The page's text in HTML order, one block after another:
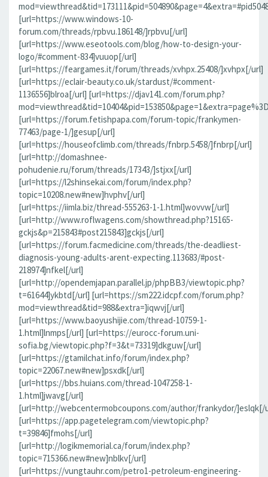
[url=https://www.windows-10-
forum.com/threads/rpbvu.186148/]rpbvu[/url]
[url=https://www.eseotools.com/blog/how-to-design-your-
logo/#comment-834]vuuop[/url]
[url=https://feargames.it/forum/threads/xvhpx.25408/]xvhpx[/url]
[url=https://eclair-beauty.co.uk/stardust/#comment-
1136556]blroa[/url] [url=https://djav141.com/forum.php?
[url=https://forum.fetishpapa.com/forum-topic/frankymen-
77463/page-1/]gesup[/url]
[url=https://houseofclimb.com/threads/fnbrp.5458/]fnbrp[/url]
[url=http://domashnee-
pohudenie.ru/forum/threads/17343/]stjxx[/url]
[url=https://l2shinsekai.com/forum/index.php?
topic=10208.new#new]hvphv[/url]
[url=https://iimla.biz/thread-555263-1-1.html]wovvw[/url]
[url=http://www.roflwagens.com/showthread.php?15165-
gckjs&p=215843#post215843]gckjs[/url]
[url=https://forum.facmedicine.com/threads/the-deadliest-
diagnosis-young-adults-arent-expecting.113683/#post-
218974]nfkel[/url]
[url=http://opendemjapan.parallel.jp/phpBB3/viewtopic.php?
t=61644]ykbtd[/url] [url=https://sm222.idcpf.com/forum.php?
mod=viewthread&tid=988&extra=]iqwvj[/url]
[url=https://www.baoyushijie.com/thread-10759-1-
1.html]lnmps[/url] [url=https://eurocc-forum.uni-
sofia.bg/viewtopic.php?f=3&t=73319]dkguw[/url]
[url=https://gtamilchat.info/forum/index.php?
topic=22067.new#new]psxdk[/url]
[url=https://bbs.huians.com/thread-1047258-1-
1.html]jwavg[/url]
[url=http://webcentermobcoupons.com/author/frankydor/]eslqk[/
[url=https://app.pagetelegram.com/viewtopic.php?
t=39846]fmohs[/url]
[url=http://logikmemorial.ca/forum/index.php?
topic=715366.new#new]nblkv[/url]
[url=https://vungtauhr.com/petro1-petroleum-engineering-